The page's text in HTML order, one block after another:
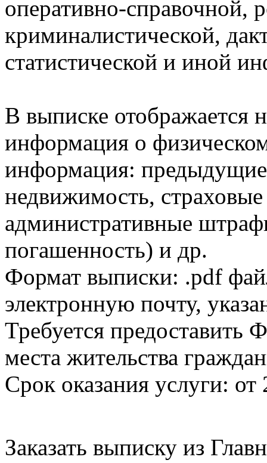
оперативно-справочной,
криминалистической,
статистической и иной
В выписке отображается
информация о
информация:
недвижимость,
административные
погашенность) и др.
Формат выписки: .pdf
электронную почту,
Требуется
места жительства
Срок оказания услуги: от
Заказать выписку из